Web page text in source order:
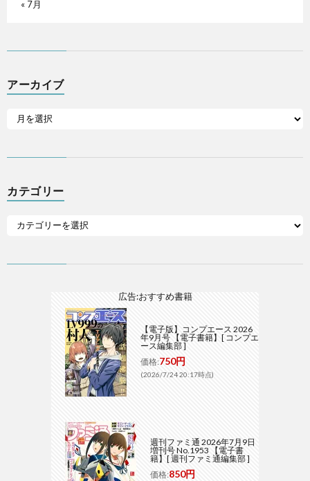
« 7月
アーカイブ
カテゴリー
広告:おすすめ書籍
【電子版】コンプエース 2026
年9月号 【電子書籍】[ コンプエ
ース編集部 ]
価格:750円
(2026/7/24 20:17時点)
週刊ファミ通 2026年7月9日
増刊号 No.1953 【電子書
籍】[ 週刊ファミ通編集部 ]
価格:850円